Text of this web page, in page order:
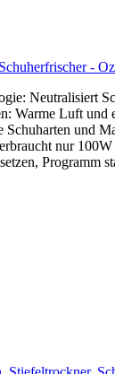
-
Neutralisiert
Warme Luft
Schuharten und
nur
Programm